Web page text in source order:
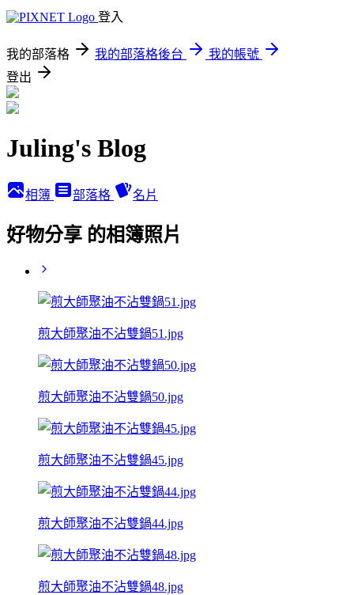
登入
我的部落格 我的部落格後台
我的帳號
登出
Juling's Blog
相簿 部落格 名片
好物分享 的相簿照片
煎大師聚油不沾雙鍋51.jpg
煎大師聚油不沾雙鍋50.jpg
煎大師聚油不沾雙鍋45.jpg
煎大師聚油不沾雙鍋44.jpg
煎大師聚油不沾雙鍋48.jpg